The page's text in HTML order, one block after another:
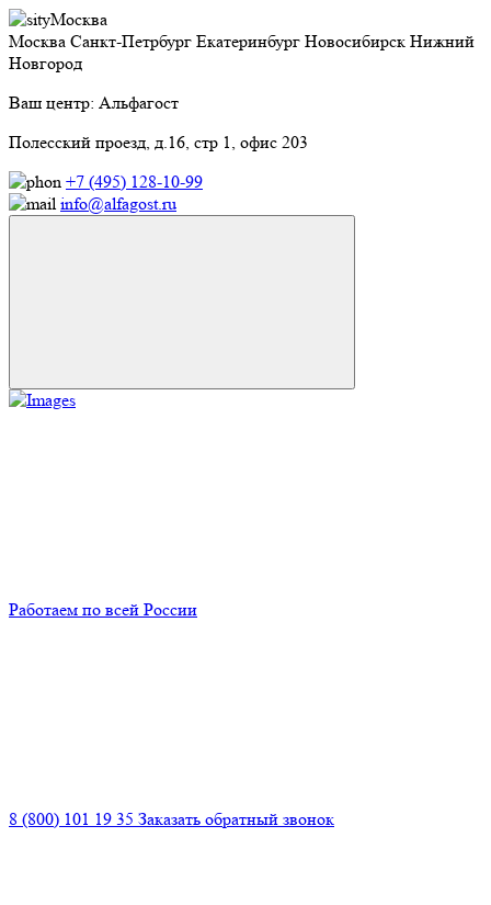
Москва
Москва Санкт-Петрбург Екатеринбург Новосибирск Нижний
Новгород
Ваш центр: Альфагост
Полесский проезд, д.16, стр 1, офис 203
+7 (495) 128-10-99
info@alfagost.ru
Работаем по всей России
8 (800) 101 19 35 Заказать обратный звонок